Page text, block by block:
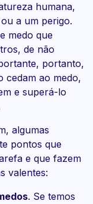
humana,
a um perigo.
medo que
de não
portanto,
cedam ao medo,
e superá-lo
algumas
pontos que
e que fazem
valentes:
. Se temos